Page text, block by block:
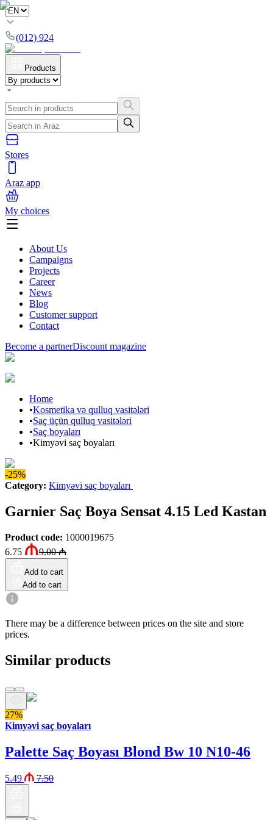
(012) 924
Products
Stores
Araz app
My choices
About Us
Campaigns
Projects
Career
News
Blog
Customer support
Contact
Become a partnerDiscount magazine
Home
•Kosmetika və qulluq vasitələri
•Saç üçün qulluq vasitələri
•Saç boyaları
•Kimyəvi saç boyaları
-25%
Category: Kimyəvi saç boyaları
Garnier Saç Boya Sensat 4.15 Led Kastan
Product code: 1000019675
6.75
9.00₼
Add to cart
Add to cart
There may be a difference between prices on the site and store
prices.
Similar products
27%
Kimyəvi saç boyaları
Palette Saç Boyası Blond Bw 10 N10-46
5.49 7.50